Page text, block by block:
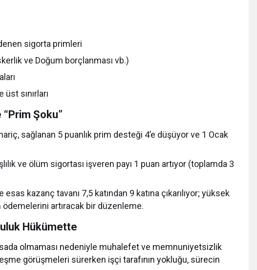
sigorta primleri
ve Doğum borçlanması vb.)
sınırları
Şoku”
sağlanan 5 puanlık prim desteği 4’e düşüyor ve 1 Ocak
ve ölüm sigortası işveren payı 1 puan artıyor (toplamda 3
kazanç tavanı 7,5 katından 9 katına çıkarılıyor; yüksek
ödemelerini artıracak bir düzenleme.
Hükümette
olmaması nedeniyle muhalefet ve memnuniyetsizlik
görüşmeleri sürerken işçi tarafının yokluğu, sürecin